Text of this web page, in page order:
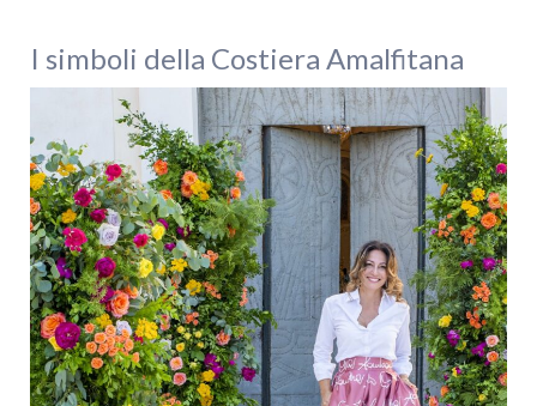
I simboli della Costiera Amalfitana